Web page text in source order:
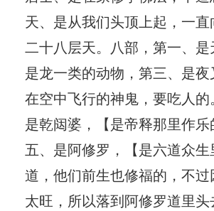
天、是从我们头顶上起，一
二十八层天。八部，第一、是
是龙一类的动物，第三、是
在空中飞行的神鬼，要吃人的
是乾闼婆，【是帝释那里作
五、是阿修罗，【是六道众
道，他们前生也修福的，不
太旺，所以落到阿修罗道里